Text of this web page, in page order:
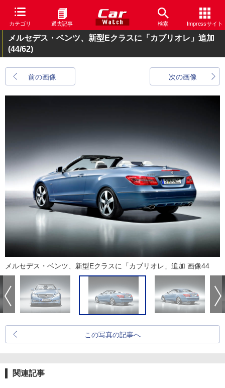
カテゴリ 過去記事 検索 Impressサイト
メルセデス・ベンツ、新型Eクラスに「カブリオレ」追加
(44/62)
前の画像 次の画像
メルセデス・ベンツ、新型Eクラスに「カブリオレ」追加 画像44
この写真の記事へ
関連記事